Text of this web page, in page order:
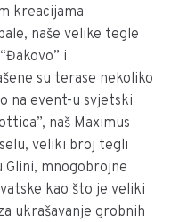
kreacijama
naše velike tegle
i
su terase nekoliko
na event-u svjetski
naš Maximus
veliki broj tegli
Glini, mnogobrojne
kao što je veliki
ukrašavanje grobnih